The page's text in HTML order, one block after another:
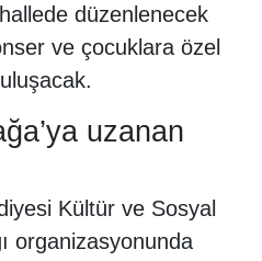
düzenlenecek
ve çocuklara özel
uzanan
Kültür ve Sosyal
organizasyonunda